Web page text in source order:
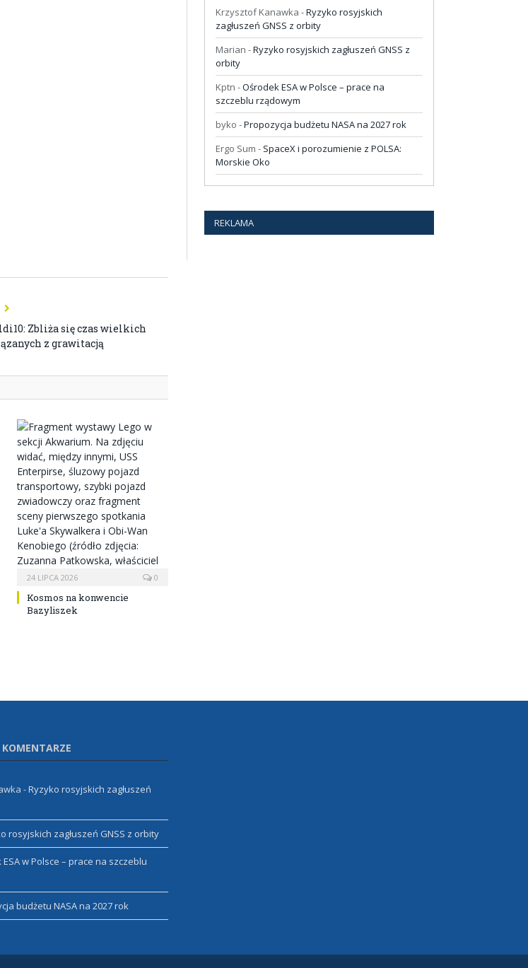
Zbliża się czas wielkich
z grawitacją
24 LIPCA 2026 0
Kosmos na konwencie
Bazyliszek
Krzysztof Kanawka -Ryzyko rosyjskich
zagłuszeń GNSS z orbity
Marian -Ryzyko rosyjskich zagłuszeń GNSS z
orbity
Kptn -Ośrodek ESA w Polsce – prace na
szczeblu rządowym
byko -Propozycja budżetu NASA na 2027 rok
Ergo Sum - SpaceX i porozumienie z POLSA:
Morskie Oko
REKLAMA
-Ryzyko rosyjskich zagłuszeń
rosyjskich zagłuszeń GNSS z orbity
ESA w Polsce – prace na szczeblu
budżetu NASA na 2027 rok